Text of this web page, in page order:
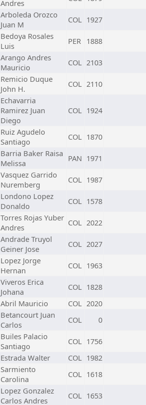
Andres
Arboleda Orozco
Juan M
COL 1927
Bedoya Rosales
Luis
PER 1888
Arango Andres
Mauricio
COL 2103
Remicio Duque
John H.
COL 2110
Echavarria
Ramirez Juan
Diego
COL 1924
Ruiz Agudelo
Santiago
COL 1870
Barria Baker Raisa
Melissa
PAN 1971
Vasquez Garrido
Nuremberg
COL 1987
Londono Lopez
Donaldo
COL 1578
Torres Rojas Yuber
Andres
COL 2022
Andrade Truyol
Geiner Jose
COL 2027
Lopez Jorge
Hernan
COL 1963
Viveros Erica
Johana
COL 1828
Abril Mauricio COL 2020
Betancourt Juan
Carlos
COL 0
Builes Palacio
Santiago
COL 1756
Estrada Walter COL 1982
Sarmiento
Carolina
COL 1618
Lopez Gonzalez
Carlos Andres
COL 1653